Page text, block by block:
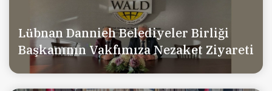
Lübnan Dannieh Belediyeler Birliği
Başkanının Vakfımıza Nezaket Ziyareti